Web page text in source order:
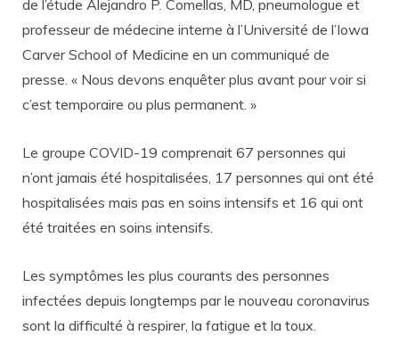
de l’étude Alejandro P. Comellas, MD, pneumologue et
professeur de médecine interne à l’Université de l’Iowa
Carver School of Medicine en un communiqué de
presse. « Nous devons enquêter plus avant pour voir si
c’est temporaire ou plus permanent. »
Le groupe COVID-19 comprenait 67 personnes qui
n’ont jamais été hospitalisées, 17 personnes qui ont été
hospitalisées mais pas en soins intensifs et 16 qui ont
été traitées en soins intensifs.
Les symptômes les plus courants des personnes
infectées depuis longtemps par le nouveau coronavirus
sont la difficulté à respirer, la fatigue et la toux.